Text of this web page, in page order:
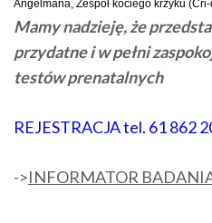
Angelmana, Zespół kociego krzyku
Mamy nadzieję, że
przydatne i w pełni
testówprenatalnych
REJESTRACJA tel. 61 862
->INFORMATOR